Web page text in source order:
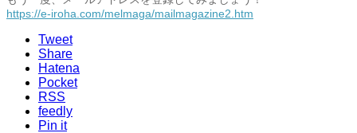
https://e-iroha.com/melmaga/mailmagazine2.htm
Tweet
Share
Hatena
Pocket
RSS
feedly
Pin it